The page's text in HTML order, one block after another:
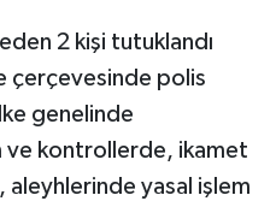
2 kişi tutuklandı
çerçevesinde polis
genelinde
kontrollerde, ikamet
aleyhlerinde yasal işlem